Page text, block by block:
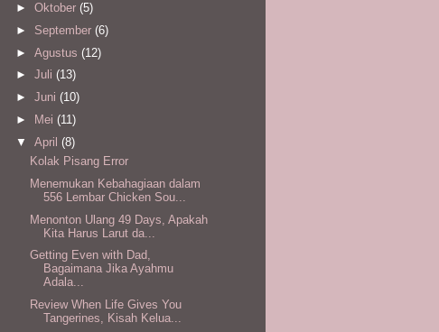
► Oktober (5)
► September (6)
► Agustus (12)
► Juli (13)
► Juni (10)
►
Mei (11)
▼ April (8)
Kolak Pisang Error
Menemukan Kebahagiaan dalam
556 Lembar Chicken Sou...
Menonton Ulang 49 Days, Apakah
Kita Harus Larut da...
Getting Even with Dad,
Bagaimana Jika Ayahmu
Adala...
Review When Life Gives You
Tangerines, Kisah Kelua...